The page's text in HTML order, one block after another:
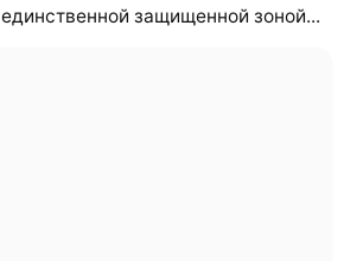
защищенной зоной...